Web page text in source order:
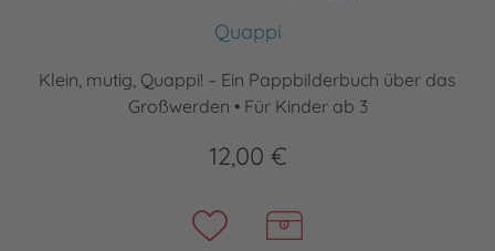
Quappi
Klein, mutig, Quappi! – Ein Pappbilderbuch über das
Großwerden • Für Kinder ab 3
12,00 €